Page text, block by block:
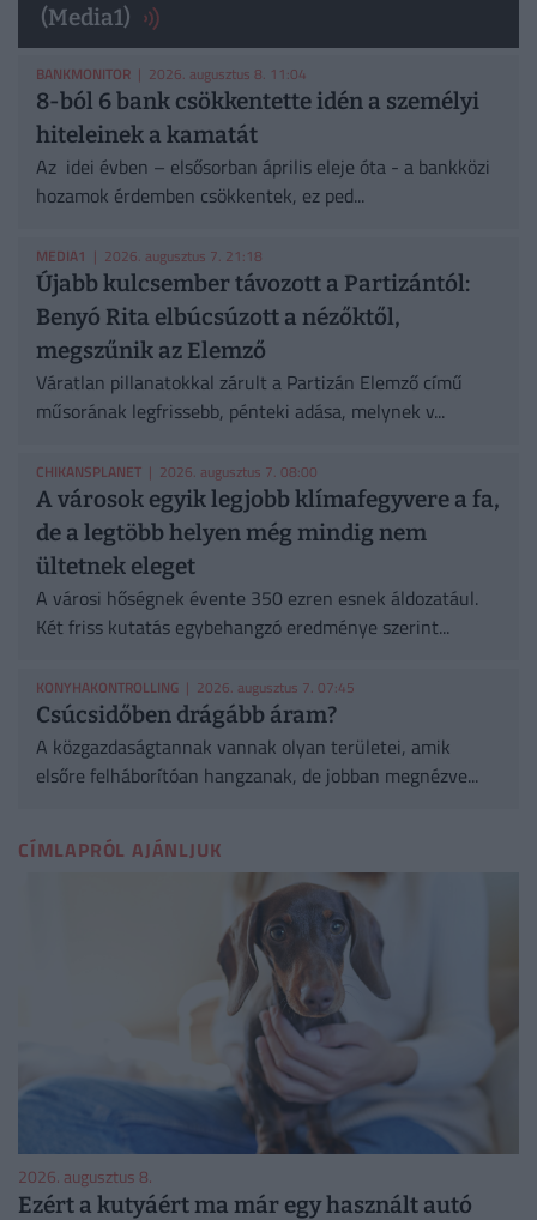
(Media1)
BANKMONITOR | 2026. augusztus 8. 11:04
8-ból 6 bank csökkentette idén a személyi
hiteleinek a kamatát
Az idei évben – elsősorban április eleje óta - a bankközi
hozamok érdemben csökkentek, ez ped...
MEDIA1 | 2026. augusztus 7. 21:18
Újabb kulcsember távozott a Partizántól:
Benyó Rita elbúcsúzott a nézőktől,
megszűnik az Elemző
Váratlan pillanatokkal zárult a Partizán Elemző című
műsorának legfrissebb, pénteki adása, melynek v...
CHIKANSPLANET | 2026. augusztus 7. 08:00
A városok egyik legjobb klímafegyvere a fa,
de a legtöbb helyen még mindig nem
ültetnek eleget
A városi hőségnek évente 350 ezren esnek áldozatául.
Két friss kutatás egybehangzó eredménye szerint...
KONYHAKONTROLLING | 2026. augusztus 7. 07:45
Csúcsidőben drágább áram?
A közgazdaságtannak vannak olyan területei, amik
elsőre felháborítóan hangzanak, de jobban megnézve...
CÍMLAPRÓL AJÁNLJUK
2026. augusztus 8.
Ezért a kutyáért ma már egy használt autó